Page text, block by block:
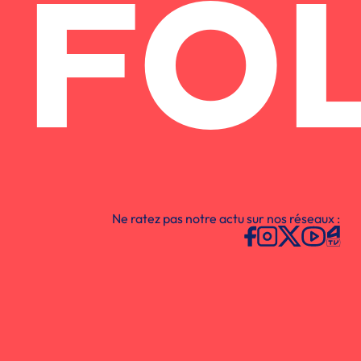
Ne ratez pas notre actu sur nos réseaux :